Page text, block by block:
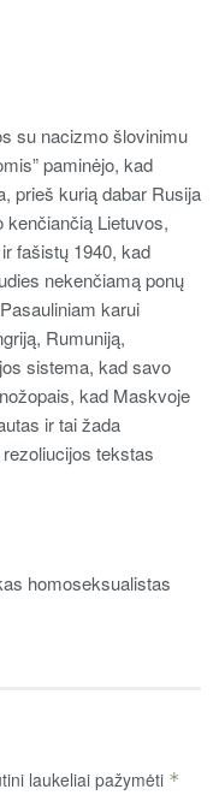
su nacizmo šlovinimu
paminėjo, kad
prieš kurią dabar Rusija
kenčiančią Lietuvos,
fašistų 1940, kad
nekenčiamą ponų
karui
Rumuniją,
sistema, kad savo
kad Maskvoje
ir tai žada
tekstas
homoseksualistas
laukeliai pažymėti *